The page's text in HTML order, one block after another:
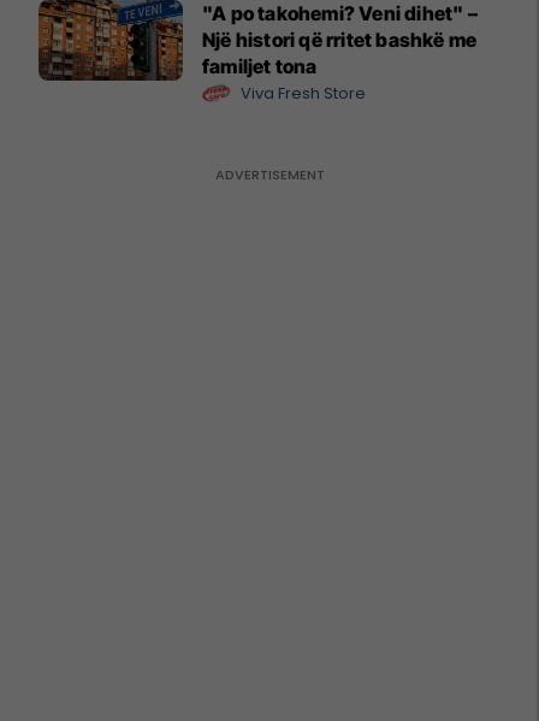
"A po takohemi? Veni dihet" –
Një histori që rritet bashkë me
familjet tona
Viva Fresh Store